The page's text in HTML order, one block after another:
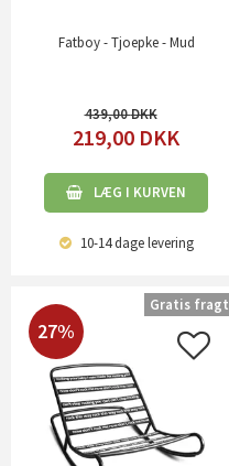
Fatboy - Tjoepke - Mud
439,00
219,00 DKK
LÆG I KURVEN
10-14 dagelevering
27%
Gratis fragt